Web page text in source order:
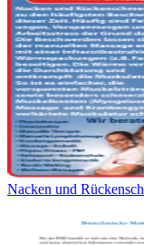
Nacken und